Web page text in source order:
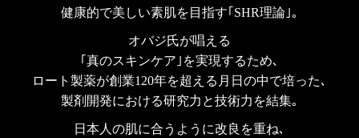
健康的で美しい素肌を目指す｢SHR理論｣｡
オバジ氏が唱える
｢真のスキンケア｣を実現するため､
ロート製薬が創業120年を超える月日の中で培った､
製剤開発における研究力と技術力を結集｡
日本人の肌に合うように改良を重ね､